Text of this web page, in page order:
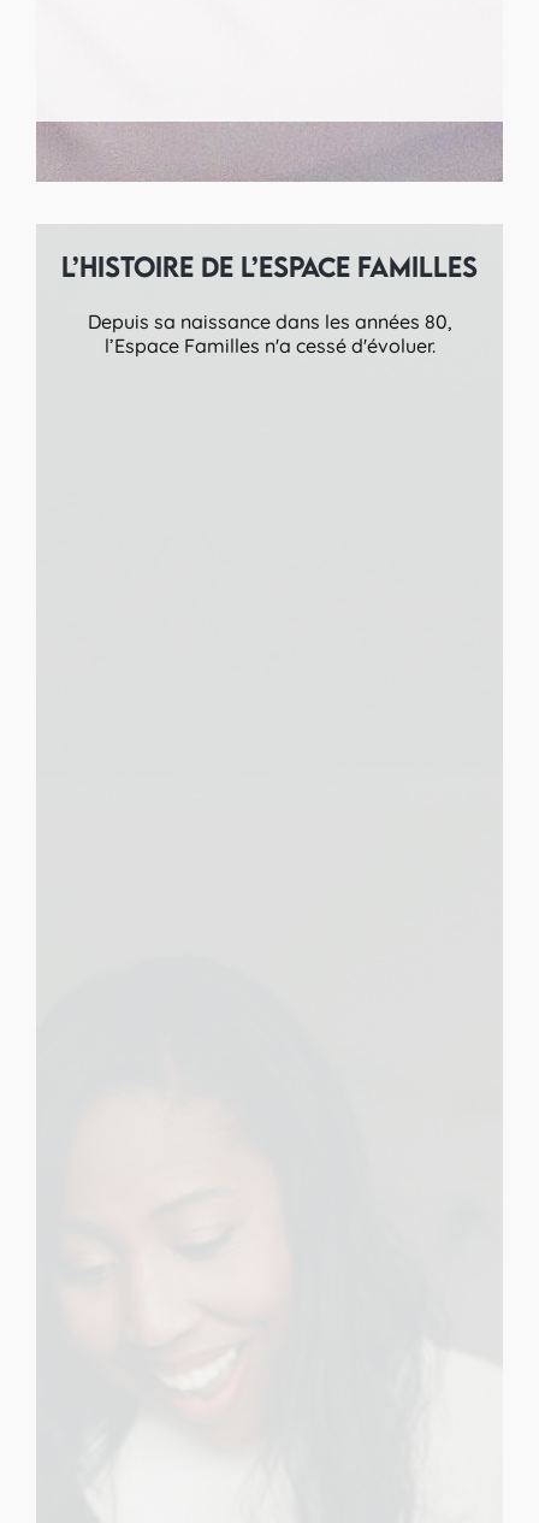
L’histoire de l’Espace Familles
Depuis sa naissance dans les années 80,
l’Espace Familles n'a cessé d'évoluer.